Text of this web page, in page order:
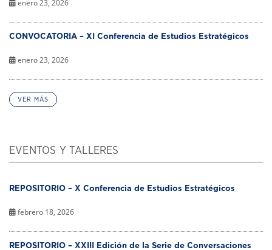
enero 23, 2026
CONVOCATORIA – XI Conferencia de Estudios Estratégicos
enero 23, 2026
VER MÁS
EVENTOS Y TALLERES
REPOSITORIO – X Conferencia de Estudios Estratégicos
febrero 18, 2026
REPOSITORIO – XXIII Edición de la Serie de Conversaciones